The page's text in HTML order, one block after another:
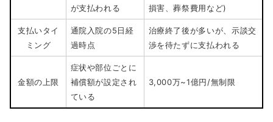
が支払われる
損害、葬祭費用など)
支払いタイ
ミング
通院入院の5日経
過時点
治療終了後が多いが、示談交
渉を待たずに支払われる
金額の上限
症状や部位ごとに
補償額が設定され
ている
3,000万~1億円/無制限